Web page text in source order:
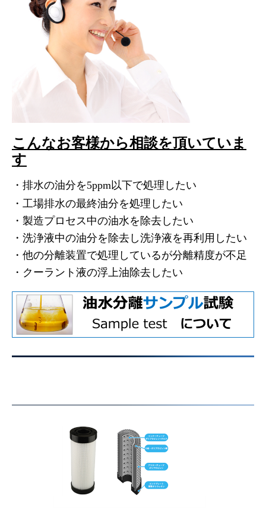
こんなお客様から相談を頂いていま
す
・排水の油分を5ppm 以下で処理したい
・工場排水の最終油分を処理したい
・製造プロセス中の油水を除去したい
・洗浄液中の油分を除去し洗浄液を再利用したい
・他の分離装置で処理しているが分離精度が不足
・クーラント液の浮上油除去したい